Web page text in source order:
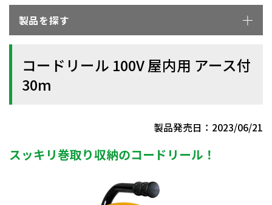
製品を探す
コードリール 100V 屋内用 アース付
30m
製品発売日：2023/06/21
スッキリ巻取り収納のコードリール！